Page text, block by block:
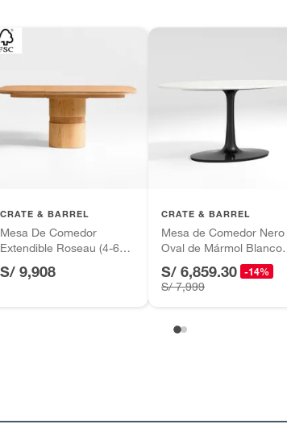
CRATE & BARREL
Mesa De Comedor
Extendible Roseau (4-6
S/ 9,908
CRATE & BARREL
Mesa de Comedor Nero
Oval de Mármol Blanco
con Base de Latón Negro
(4 Puestos)
S/ 6,859.30 -14%
S/ 7,999